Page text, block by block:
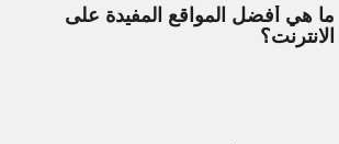
ما هي أفضل المواقع المفيدة على
الانترنت؟